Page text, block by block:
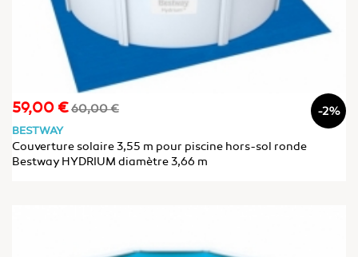
Prix
59,00 €Prix
60,00 € -2%
BESTWAY
Couverture solaire 3,55 m pour piscine hors-sol ronde
Bestway HYDRIUM diamètre 3,66 m